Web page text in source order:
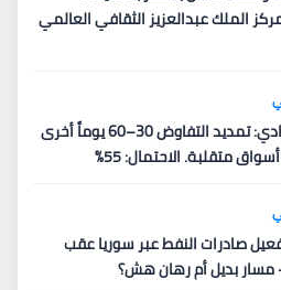
الملك عبدالعزيز الثقافي العالمي
السيناريو الرمادي: تمديد التفاوض 30–60 يوماً أخرى
متقلبة. الاحتمال: 55%
صادرات النفط عبر سوريا عقب
بديل أم رهان هش؟